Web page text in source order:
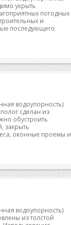
укрыть
погодных
и
последующего
водоупорность)
сделан из
обустроить
закрыть
оконные проемы и
водоупорность)
из толстой